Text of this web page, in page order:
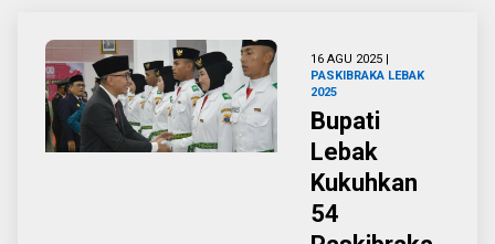
16 AGU 2025 |
PASKIBRAKA LEBAK
2025
Bupati
Lebak
Kukuhkan
54